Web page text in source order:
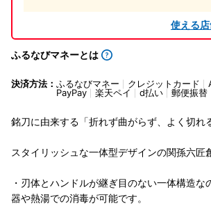
使える
ふるなびマネーとは
決済方法： ふるなびマネー クレジットカード
PayPay
楽天ペイ d払い 郵便振替
銘刀に由来する「折れず曲がらず、よく切れ
スタイリッシュな一体型デザインの関孫六匠
・刃体とハンドルが継ぎ目のない一体構造な
器や熱湯での消毒が可能です。